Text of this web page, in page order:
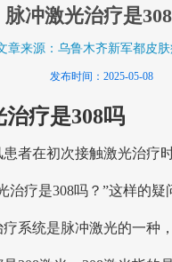
脉冲激光治疗是
章来源：乌鲁木齐新军都皮
发布时间：2025-05-08
治疗是308吗
者在初次接触激光治疗
治疗是308吗？”这样的疑
系统是脉冲激光的一种